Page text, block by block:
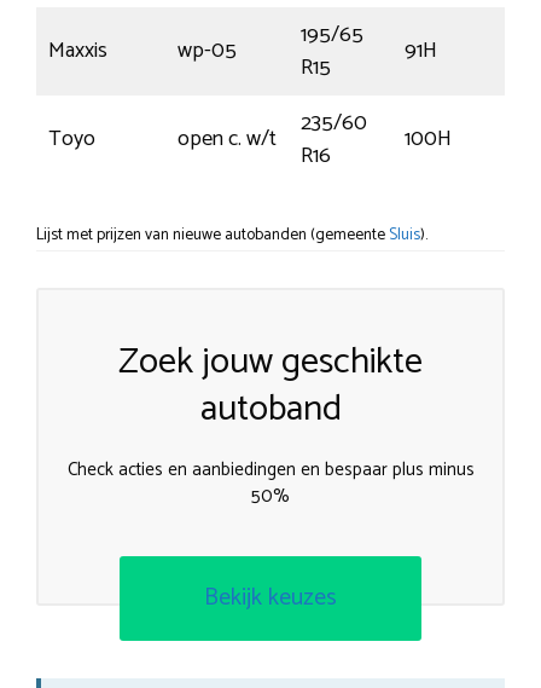
Maxxis wp-05
195/65
R15
91H
Toyo open c. w/t
235/60
R16
100H
Lijst met prijzen van nieuwe autobanden (gemeenteSluis).
Zoek jouw geschikte
autoband
Check acties en aanbiedingen en bespaar plus minus
50%
Bekijk keuzes